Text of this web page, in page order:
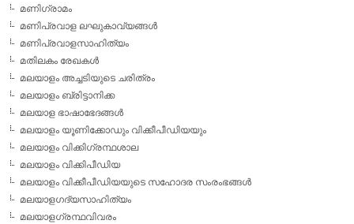
മണിഗ്രാമം
മണിപ്രവാള ലഘുകാവ്യങ്ങള്‍
മണിപ്രവാളസാഹിത്യം
മതിലകം രേഖകള്‍
മലയാളം അച്ചടിയുടെ ചരിത്രം
മലയാളം ബ്രിട്ടാനിക്ക
മലയാള ഭാഷാഭേദങ്ങള്‍
മലയാളം യൂണിക്കോഡും വിക്കീപീഡിയയും
മലയാളം വിക്കിഗ്രന്ഥശാല
മലയാളം വിക്കിപീഡിയ
മലയാളം വിക്കീപീഡിയയുടെ സഹോദര സംരംഭങ്ങള്‍
മലയാളഗദ്യസാഹിത്യം
മലയാളഗ്രന്ഥവിവരം